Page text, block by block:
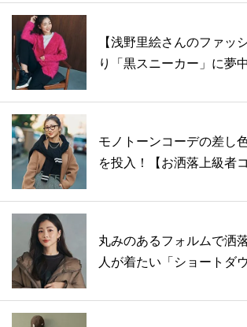
【浅野里絵さんのファッ
り「黒スニーカー」に夢
モノトーンコーデの差し
を投入！【お洒落上級者
丸みのあるフォルムで洒
人が着たい「ショートダ